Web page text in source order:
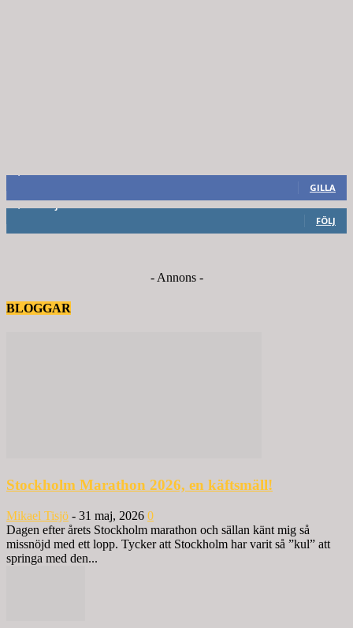
GILLA
FÖLJ
- Annons -
BLOGGAR
Stockholm Marathon 2026, en käftsmäll!
Mikael Tisjö - 31 maj, 2026 0
Dagen efter årets Stockholm marathon och sällan känt mig så
missnöjd med ett lopp. Tycker att Stockholm har varit så ”kul” att
springa med den...